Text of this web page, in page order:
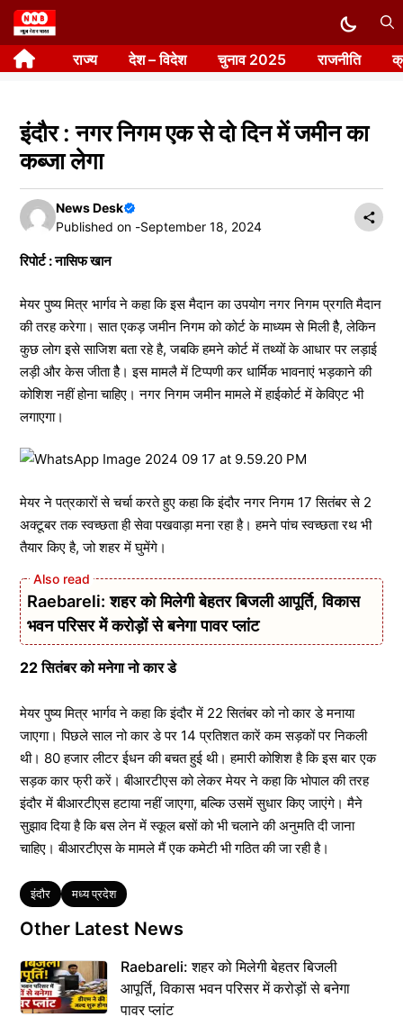
Skip
to
content राज्य देश – विदेश चुनाव 2025 राजनीति
इंदौर : नगर निगम एक से दो दिन में जमीन का
कब्जा लेगा
News Desk
Published on -September 18, 2024
रिपोर्ट : नासिफ खान
मेयर पुष्य मित्र भार्गव ने कहा कि इस मैदान का उपयोग नगर निगम प्रगति मैदान
की तरह करेगा। सात एकड़ जमीन निगम को कोर्ट के माध्यम से मिली हैै, लेकिन
कुछ लोग इसे साजिश बता रहे है, जबकि हमने कोर्ट में तथ्यों के आधार पर लड़ाई
लड़ी और केस जीता हैै। इस मामलै में टिप्पणी कर धार्मिक भावनाएं भड़काने की
कोशिश नहीं होना चाहिए। नगर निगम जमीन मामले में हाईकोर्ट में केविएट भी
लगाएगा।
मेयर ने पत्रकारों से चर्चा करते हुए कहा कि इंदौर नगर निगम 17 सितंबर से 2
अक्टूबर तक स्वच्छता ही सेवा पखवाड़ा मना रहा है। हमने पांच स्वच्छता रथ भी
तैयार किए है, जो शहर में घुमेंगे।
Raebareli: शहर को मिलेगी बेहतर बिजली आपूर्ति, विकास
भवन परिसर में करोड़ों से बनेगा पावर प्लांट
22 सितंबर को मनेगा नो कार डे
मेयर पुष्य मित्र भार्गव ने कहा कि इंदौर में 22 सितंबर को नो कार डे मनाया
जाएगा। पिछले साल नो कार डे पर 14 प्रतिशत कारें कम सड़कों पर निकली
थी। 80 हजार लीटर ईधन की बचत हुई थी। हमारी कोशिश है कि इस बार एक
सड़क कार फ्री करें। बीआरटीएस को लेकर मेयर ने कहा कि भोपाल की तरह
इंदौर में बीआरटीएस हटाया नहीं जाएगा, बल्कि उसमें सुधार किए जाएंगे। मैने
सुझाव दिया है कि बस लेन में स्कूल बसों को भी चलाने की अनुमति दी जाना
चाहिए। बीआरटीएस के मामले मैं एक कमेटी भी गठित की जा रही है।
Tags
इंदौर मध्य प्रदेश
Other Latest News
Raebareli: शहर को मिलेगी बेहतर बिजली
आपूर्ति, विकास भवन परिसर में करोड़ों से बनेगा
पावर प्लांट